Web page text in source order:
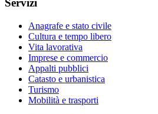
Servizi
Anagrafe e stato civile
Cultura e tempo libero
Vita lavorativa
Imprese e commercio
Appalti pubblici
Catasto e urbanistica
Turismo
Mobilità e trasporti